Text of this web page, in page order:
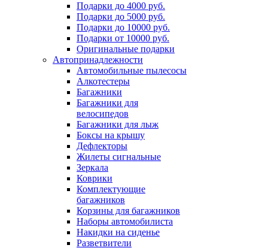
Подарки до 4000 руб.
Подарки до 5000 руб.
Подарки до 10000 руб.
Подарки от 10000 руб.
Оригинальные подарки
Автопринадлежности
Автомобильные пылесосы
Алкотестеры
Багажники
Багажники для
велосипедов
Багажники для лыж
Боксы на крышу
Дефлекторы
Жилеты сигнальные
Зеркала
Коврики
Комплектующие
багажников
Корзины для багажников
Наборы автомобилиста
Накидки на сиденье
Разветвители